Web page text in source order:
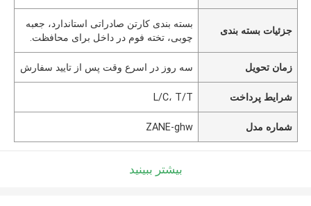
جزئیات بسته بندی
بسته بندی کارتن صادراتی استاندارد، جعبه
چوبی، تخته فوم در داخل برای محافظت.
زمان تحویل سه روز در اسرع وقت پس از تایید سفارش
شرایط پرداخت L/C، T/T
شماره مدل ZANE-ghw
بیشتر ببینید